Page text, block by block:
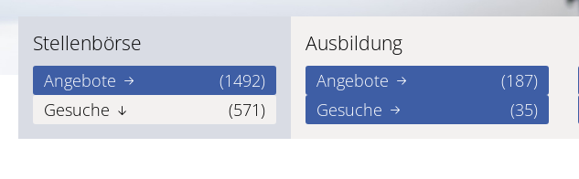
Stellenbörse
Angebote
(1492)
Gesuche
(571)
Ausbildung
Angebote
(187)
Gesuche
(35)